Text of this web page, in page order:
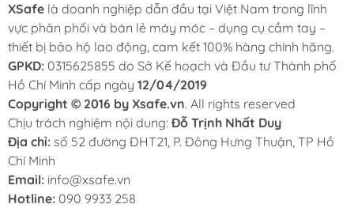
XSafe là doanh nghiệp dẫn đầu tại Việt Nam trong lĩnh
vực phân phối và bán lẻ máy móc – dụng cụ cầm tay –
thiết bị bảo hộ lao động, cam kết 100% hàng chính hãng.
GPKD: 0315625855 do Sở Kế hoạch và Đầu tư Thành phố
Hồ Chí Minh cấp ngày 12/04/2019
Copyright © 2016 by Xsafe.vn. All rights reserved
Chịu trách nghiệm nội dung: Đỗ Trịnh Nhất Duy
Địa chỉ: số 52 đường ĐHT21, P. Đông Hưng Thuận, TP Hồ
Chí Minh
Email: info@xsafe.vn
Hotline: 090 9933 258